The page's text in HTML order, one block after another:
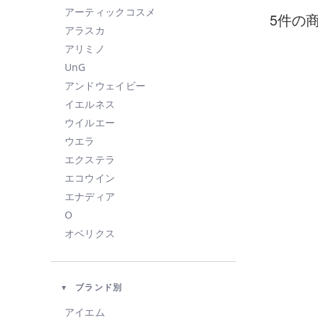
アーティックコスメ
アラスカ
アリミノ
UnG
アンドウェイビー
イエルネス
ウイルエー
ウエラ
エクステラ
エコウイン
エナディア
O
オベリクス
KAHI
KINUJO
ブランド別
アイエム
5件の